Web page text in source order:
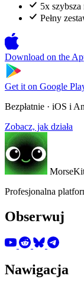
5x
Pełny
Download on the
Get it on Google
Bezpłatnie · iOS i
Zobacz, jak działa
Profesjonalna
Obserwuj
Nawigacja